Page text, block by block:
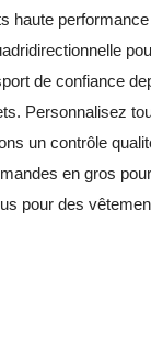
haute
de confiance
Personnalisez
un contrôle
en gros
pour des